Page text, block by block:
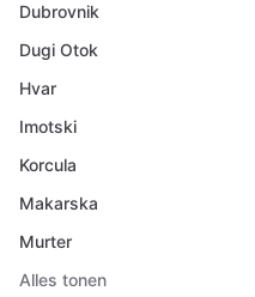
Dubrovnik
Dugi Otok
Hvar
Imotski
Korcula
Makarska
Murter
Alles tonen